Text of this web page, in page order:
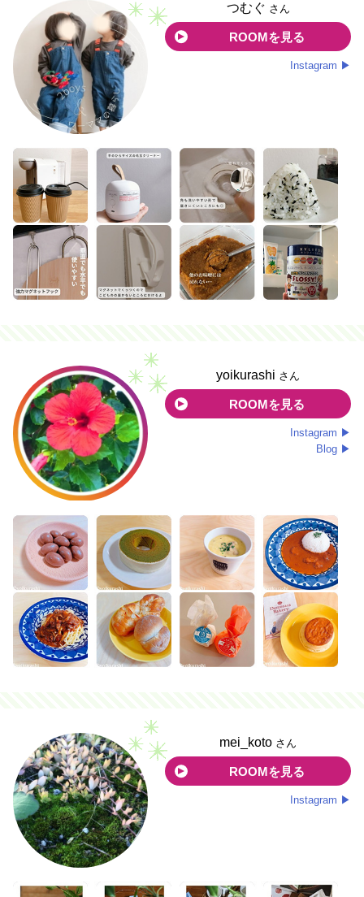
つむぐ さん
ROOMを見る
Instagram ▶
yoikurashi さん
ROOMを見る
Instagram ▶
Blog ▶
mei_koto さん
ROOMを見る
Instagram ▶